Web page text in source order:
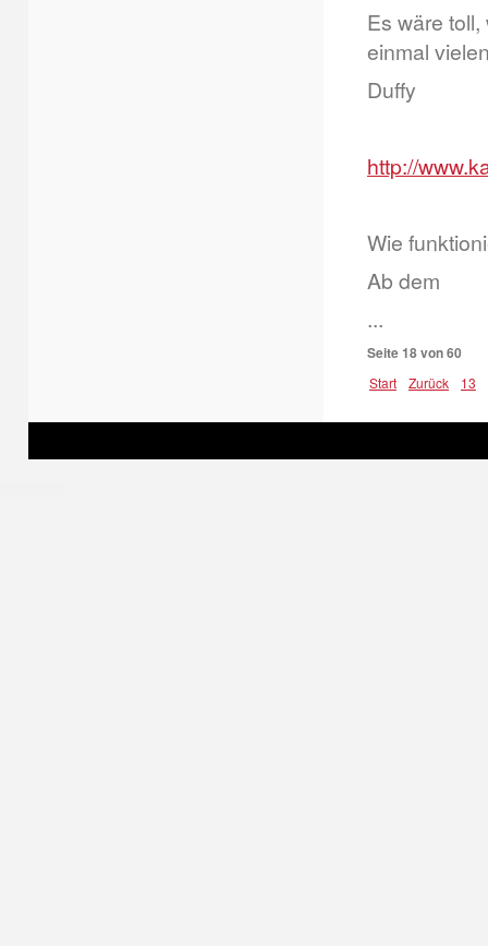
Es wäre
einmal
Duffy
http://
Wie
Ab dem
...
Seite 18 von 60
Start Zurück 13